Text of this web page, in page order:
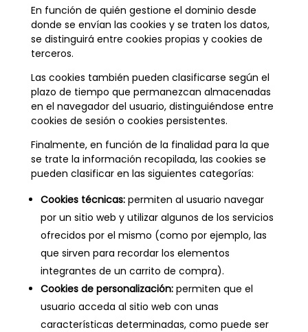
En función de quién gestione el dominio desde
donde se envían las cookies y se traten los datos,
se distinguirá entre cookies propias y cookies de
terceros.
Las cookies también pueden clasificarse según el
plazo de tiempo que permanezcan almacenadas
en el navegador del usuario, distinguiéndose entre
cookies de sesión o cookies persistentes.
Finalmente, en función de la finalidad para la que
se trate la información recopilada, las cookies se
pueden clasificar en las siguientes categorías:
Cookies técnicas: permiten al usuario navegar
por un sitio web y utilizar algunos de los servicios
ofrecidos por el mismo (como por ejemplo, las
que sirven para recordar los elementos
integrantes de un carrito de compra).
Cookies de personalización: permiten que el
usuario acceda al sitio web con unas
características determinadas, como puede ser